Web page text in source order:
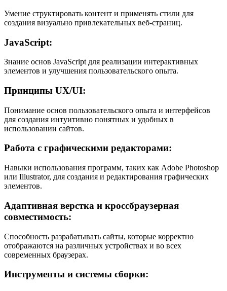
Умение структировать контент и применять стили для
создания визуально привлекательных веб-страниц.
JavaScript:
Знание основ JavaScript для реализации интерактивных
элементов и улучшения пользовательского опыта.
Принципы UX/UI:
Понимание основ пользовательского опыта и интерфейсов
для создания интуитивно понятных и удобных в
использовании сайтов.
Работа с графическими редакторами:
Навыки использования программ, таких как Adobe Photoshop
или Illustrator, для создания и редактирования графических
элементов.
Адаптивная верстка и кроссбраузерная
совместимость:
Способность разрабатывать сайты, которые корректно
отображаются на различных устройствах и во всех
современных браузерах.
Инструменты и системы сборки: